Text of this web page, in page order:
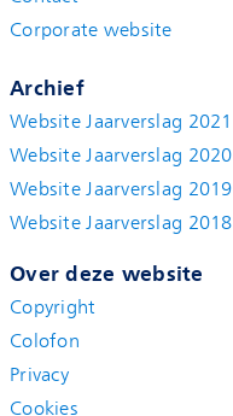
Corporate website
Archief
Website Jaarverslag 2021
Website Jaarverslag 2020
Website Jaarverslag 2019
Website Jaarverslag 2018
Over deze website
Copyright
Colofon
Privacy
Cookies